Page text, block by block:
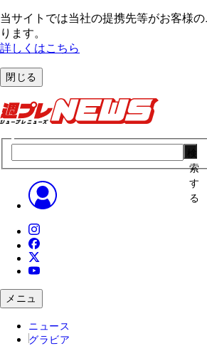
当サイトでは当社の提携先等がお客様
ります。
詳しくはこちら
閉じる
索
す
る
メニュ
ニュース
グラビア